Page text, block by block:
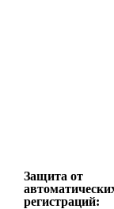
Защита от
регистраций: